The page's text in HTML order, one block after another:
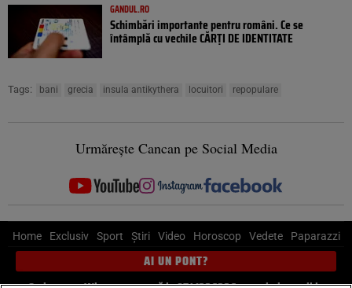
GANDUL.RO
Schimbări importante pentru români. Ce se
întâmplă cu vechile CĂRȚI DE IDENTITATE
Tags: bani grecia insula antikythera locuitori repopulare
Urmărește Cancan pe Social Media
Home Exclusiv Sport Știri Video Horoscop Vedete Paparazzi
AI UN PONT?